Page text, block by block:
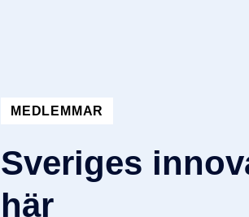
MEDLEMMAR
Sveriges
här